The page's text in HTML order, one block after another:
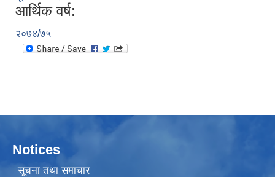
आर्थिक वर्ष:
२०७४/७५
Notices
सूचना तथा समाचार